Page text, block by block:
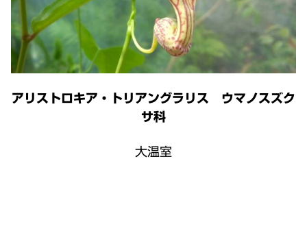
アリストロキア・トリアングラリス ウマノスズク
サ科
大温室